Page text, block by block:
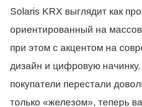
Solaris KRX выглядит как
ориентированный на
при этом с акцентом на
дизайн и цифровую
покупатели перестали
только «железом», теперь